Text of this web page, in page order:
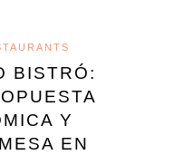
BISTRÓ:
Y
EN